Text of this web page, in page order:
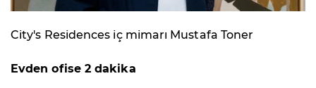
City's Residences iç mimarı Mustafa Toner
Evden ofise 2 dakika